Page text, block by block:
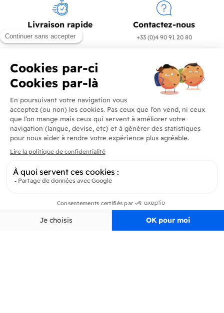
Livraison rapide
en 24/72h
Contactez-nous
+33 (0)4 90 91 20 80